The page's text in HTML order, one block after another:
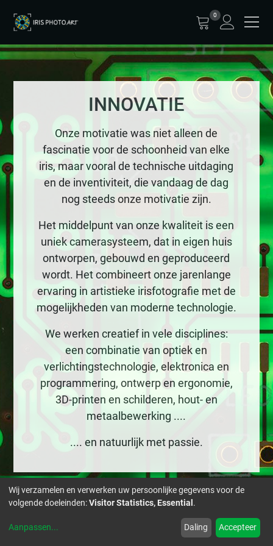
0
INNOVATIE
Onze motivatie was niet alleen de
fascinatie voor de schoonheid van elke
iris, maar vooral de technische uitdaging
en de inventiviteit, die vandaag de dag
nog steeds onze motivatie zijn.
Het middelpunt van onze kwaliteit is een
uniek camerasysteem, dat in eigen huis
ontworpen, gebouwd en geproduceerd
wordt. Het combineert onze jarenlange
ervaring in artistieke irisfotografie met de
mogelijkheden van moderne technologie.
We werken creatief in vele disciplines:
een combinatie van optiek en
verlichtingstechnologie, elektronica en
programmering, ontwerp en ergonomie,
3D-printen en schilderen, hout- en
metaalbewerking ....
.... en natuurlijk met passie.
Wij verzamelen en verwerken uw persoonlijke gegevens voor de
volgende doeleinden:Visitor Statistics, Essential .
Aanpassen... Daling Accepteer